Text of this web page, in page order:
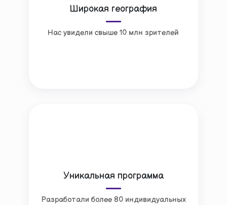
Широкая география
Нас увидели свыше 10 млн зрителей
Уникальная программа
Разработали более 80 индивидуальных